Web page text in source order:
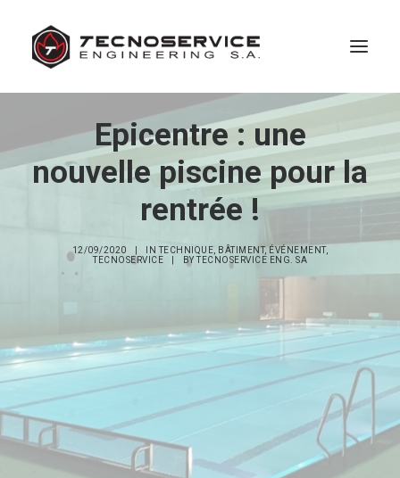
ACTIVITÉS
RÉALISATIONS
ACTUALITÉS
CONTACT
RECHERCHE
Epicentre : une
nouvelle piscine pour la
rentrée !
12/09/2020 INTECHNIQUE BÂTIMENT, ÉVÉNEMENT,
TECNOSERVICE
BYTECNOSERVICE ENG. SA